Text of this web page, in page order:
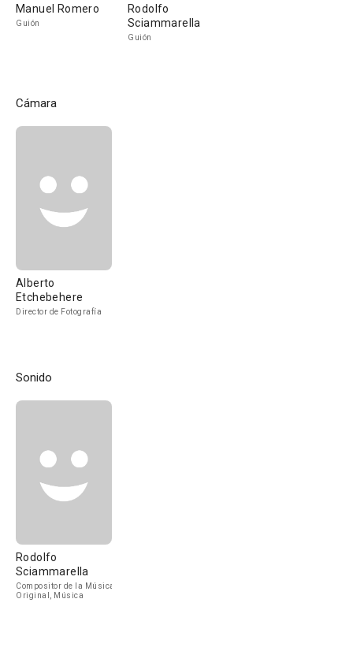
Manuel Romero
Guión
Rodolfo
Sciammarella
Guión
Cámara
Alberto
Etchebehere
Director de Fotografía
Sonido
Rodolfo
Sciammarella
Compositor de la Música
Original, Música